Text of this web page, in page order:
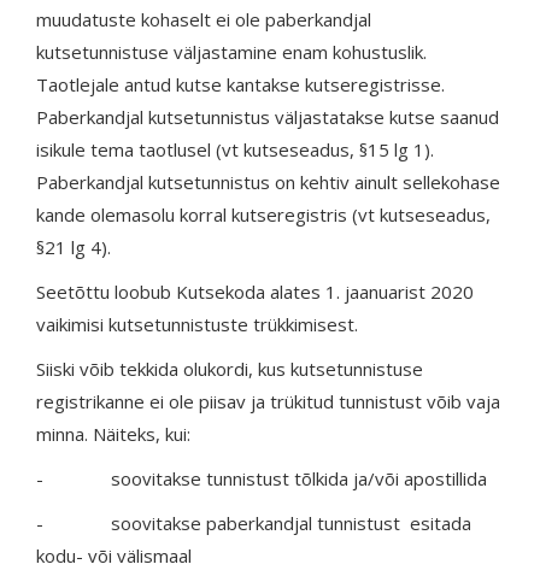
muudatuste kohaselt ei ole paberkandjal
kutsetunnistuse väljastamine enam kohustuslik.
Taotlejale antud kutse kantakse kutseregistrisse.
Paberkandjal kutsetunnistus väljastatakse kutse saanud
isikule tema taotlusel (vt kutseseadus, §15 lg 1).
Paberkandjal kutsetunnistus on kehtiv ainult sellekohase
kande olemasolu korral kutseregistris (vt kutseseadus,
§21 lg 4).
Seetõttu loobub Kutsekoda alates 1. jaanuarist 2020
vaikimisi kutsetunnistuste trükkimisest.
Siiski võib tekkida olukordi, kus kutsetunnistuse
registrikanne ei ole piisav ja trükitud tunnistust võib vaja
minna. Näiteks, kui:
- soovitakse tunnistust tõlkida ja/või apostillida
- soovitakse paberkandjal tunnistust esitada
kodu- või välismaal